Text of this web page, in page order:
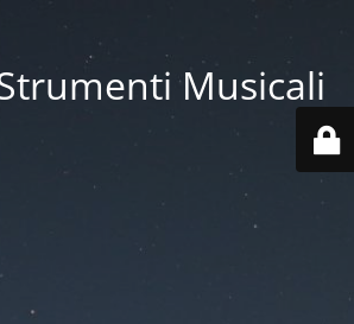
Musicali